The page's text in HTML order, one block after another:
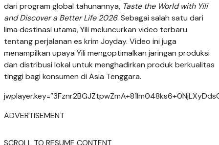
dari program global tahunannya, Taste the World with Yili
and Discover a Better Life 2026. Sebagai salah satu dari
lima destinasi utama, Yili meluncurkan video terbaru
tentang perjalanan es krim Joyday. Video ini juga
menampilkan upaya Yili mengoptimalkan jaringan produksi
dan distribusi lokal untuk menghadirkan produk berkualitas
tinggi bagi konsumen di Asia Tenggara.
ADVERTISEMENT